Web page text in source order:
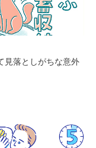
見落としがちな意外